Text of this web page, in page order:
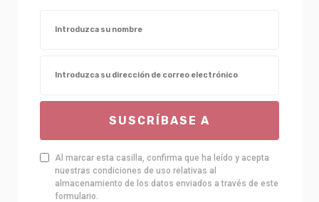
SUSCRÍBASE A
Al marcar esta casilla, confirma que ha leído y acepta
nuestras condiciones de uso relativas al
almacenamiento de los datos enviados a través de este
formulario.